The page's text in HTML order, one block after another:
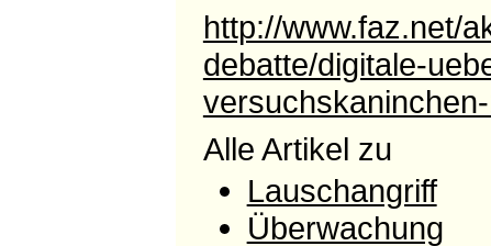
http://www.faz.net/
debatte/digitale-
Alle Artikel zu
Lauschangriff
Überwachung